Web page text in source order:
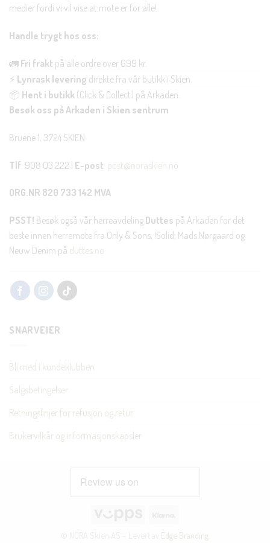
medier fordi vi vil vise at mote er for alle!
Handle trygt hos oss:
🚛 Fri frakt på alle ordre over 699 kr.
⚡ Lynrask levering direkte fra vår butikk i Skien.
📦 Hent i butikk (Click & Collect) på Arkaden.
Besøk oss på Arkaden i Skien sentrum
Bruene 1, 3724 SKIEN
Tlf: 908 03 222 | E-post: post@noraskien.no
ORG.NR 820 733 142 MVA
PSST! Besøk også vår herreavdeling Duttes på Arkaden for det
beste innen herremote fra Only & Sons, !Solid, Mads Nørgaard og
Neuw Denim på duttes.no
SNARVEIER
Bli med i kundeklubben
Salgsbetingelser
Retningslinjer for refusjon og retur
Brukervilkår og informasjonskapsler
Edge Branding